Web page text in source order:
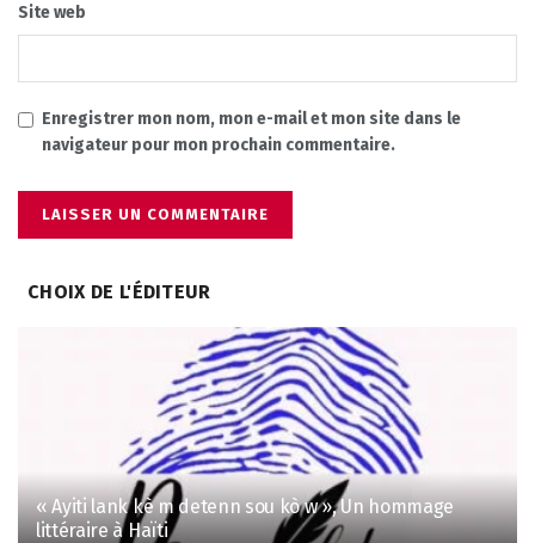
Site web
Enregistrer mon nom, mon e-mail et mon site dans le
navigateur pour mon prochain commentaire.
CHOIX DE L'ÉDITEUR
« Ayiti lank kè m detenn sou kò w », Un hommage
littéraire à Haïti